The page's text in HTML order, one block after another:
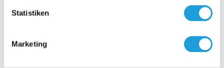
Statistiken
Marketing
© FOM Real Estate Heidelberg | Thales